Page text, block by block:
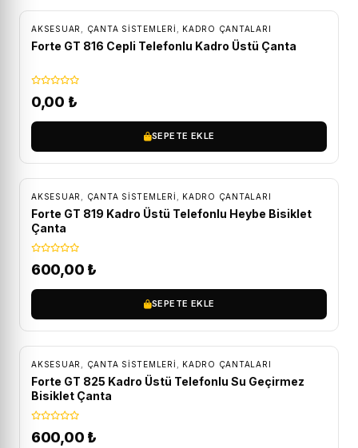
AKSESUAR ÇANTA SISTEMLERI KADRO ÇANTALARI
Forte GT 816 Cepli Telefonlu Kadro Üstü Çanta
0,00 ₺
SEPETE EKLE
AKSESUAR ÇANTA SISTEMLERI KADRO ÇANTALARI
Forte GT 819 Kadro Üstü Telefonlu Heybe Bisiklet
Çanta
600,00 ₺
SEPETE EKLE
AKSESUAR ÇANTA SISTEMLERI KADRO ÇANTALARI
Forte GT 825 Kadro Üstü Telefonlu Su Geçirmez
Bisiklet Çanta
600,00 ₺